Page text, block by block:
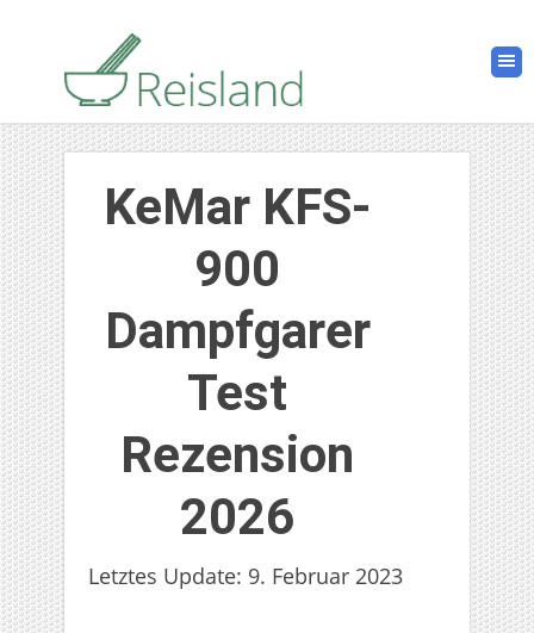
KeMar KFS-
900
Dampfgarer
Test
Rezension
2026
Letztes Update: 9. Februar 2023